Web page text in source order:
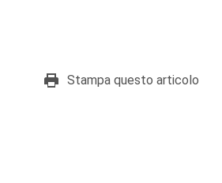
Stampa questo articolo